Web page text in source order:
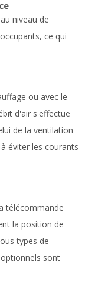
niveau de
ce qui
ou avec le
d'air s'effectue
de la ventilation
éviter les courants
télécommande
la position de
types de
sont